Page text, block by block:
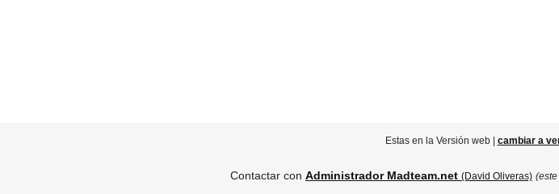
Estas en la Versión web | cambiar a
Contactar con Administrador Madteam.net (David Oliveras)